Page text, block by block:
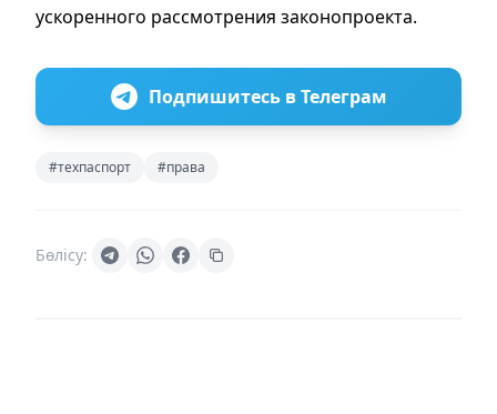
ускоренного рассмотрения законопроекта.
Подпишитесь в Телеграм
#техпаспорт #права
Бөлісу: